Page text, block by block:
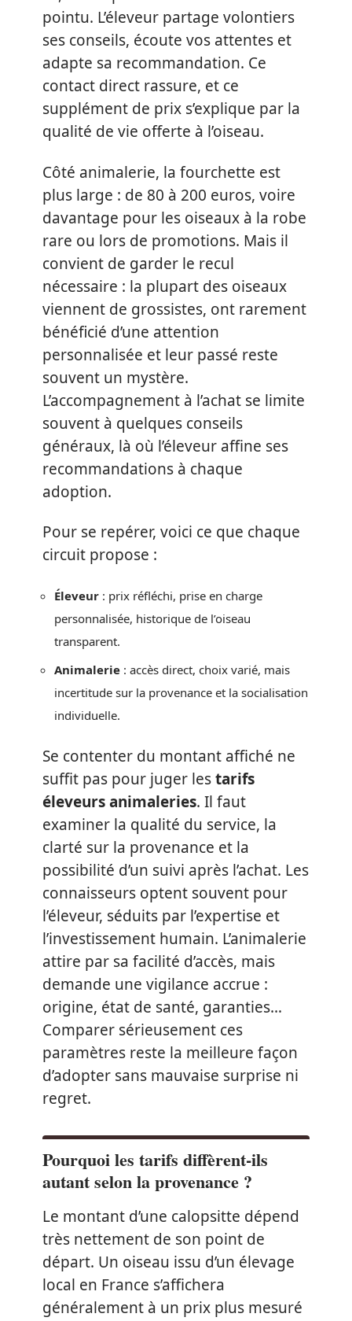
pointu. L’éleveur partage volontiers
ses conseils, écoute vos attentes et
adapte sa recommandation. Ce
contact direct rassure, et ce
supplément de prix s’explique par la
qualité de vie offerte à l’oiseau.
Côté animalerie, la fourchette est
plus large : de 80 à 200 euros, voire
davantage pour les oiseaux à la robe
rare ou lors de promotions. Mais il
convient de garder le recul
nécessaire : la plupart des oiseaux
viennent de grossistes, ont rarement
bénéficié d’une attention
personnalisée et leur passé reste
souvent un mystère.
L’accompagnement à l’achat se limite
souvent à quelques conseils
généraux, là où l’éleveur affine ses
recommandations à chaque
adoption.
Pour se repérer, voici ce que chaque
circuit propose :
Éleveur : prix réfléchi, prise en charge
personnalisée, historique de l’oiseau
transparent.
Animalerie : accès direct, choix varié, mais
incertitude sur la provenance et la socialisation
individuelle.
Se contenter du montant affiché ne
suffit pas pour juger lestarifs
éleveurs animaleries. Il faut
examiner la qualité du service, la
clarté sur la provenance et la
possibilité d’un suivi après l’achat. Les
connaisseurs optent souvent pour
l’éleveur, séduits par l’expertise et
l’investissement humain. L’animalerie
attire par sa facilité d’accès, mais
demande une vigilance accrue :
origine, état de santé, garanties…
Comparer sérieusement ces
paramètres reste la meilleure façon
d’adopter sans mauvaise surprise ni
regret.
Pourquoi les tarifs diffèrent-ils
autant selon la provenance ?
Le montant d’une calopsitte dépend
très nettement de son point de
départ. Un oiseau issu d’un élevage
local en France s’affichera
généralement à un prix plus mesuré